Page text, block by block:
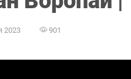
2023 901